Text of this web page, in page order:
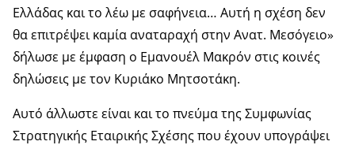
Ελλάδας και το λέω με σαφήνεια… Αυτή η σχέση δεν
θα επιτρέψει καμία αναταραχή στην Ανατ. Μεσόγειο»
δήλωσε με έμφαση ο Εμανουέλ Μακρόν στις κοινές
δηλώσεις με τον Κυριάκο Μητσοτάκη.
Αυτό άλλωστε είναι και το πνεύμα της Συμφωνίας
Στρατηγικής Εταιρικής Σχέσης που έχουν υπογράψει